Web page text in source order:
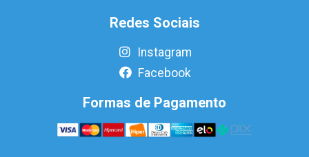
Redes Sociais
Instagram
Facebook
Formas de Pagamento